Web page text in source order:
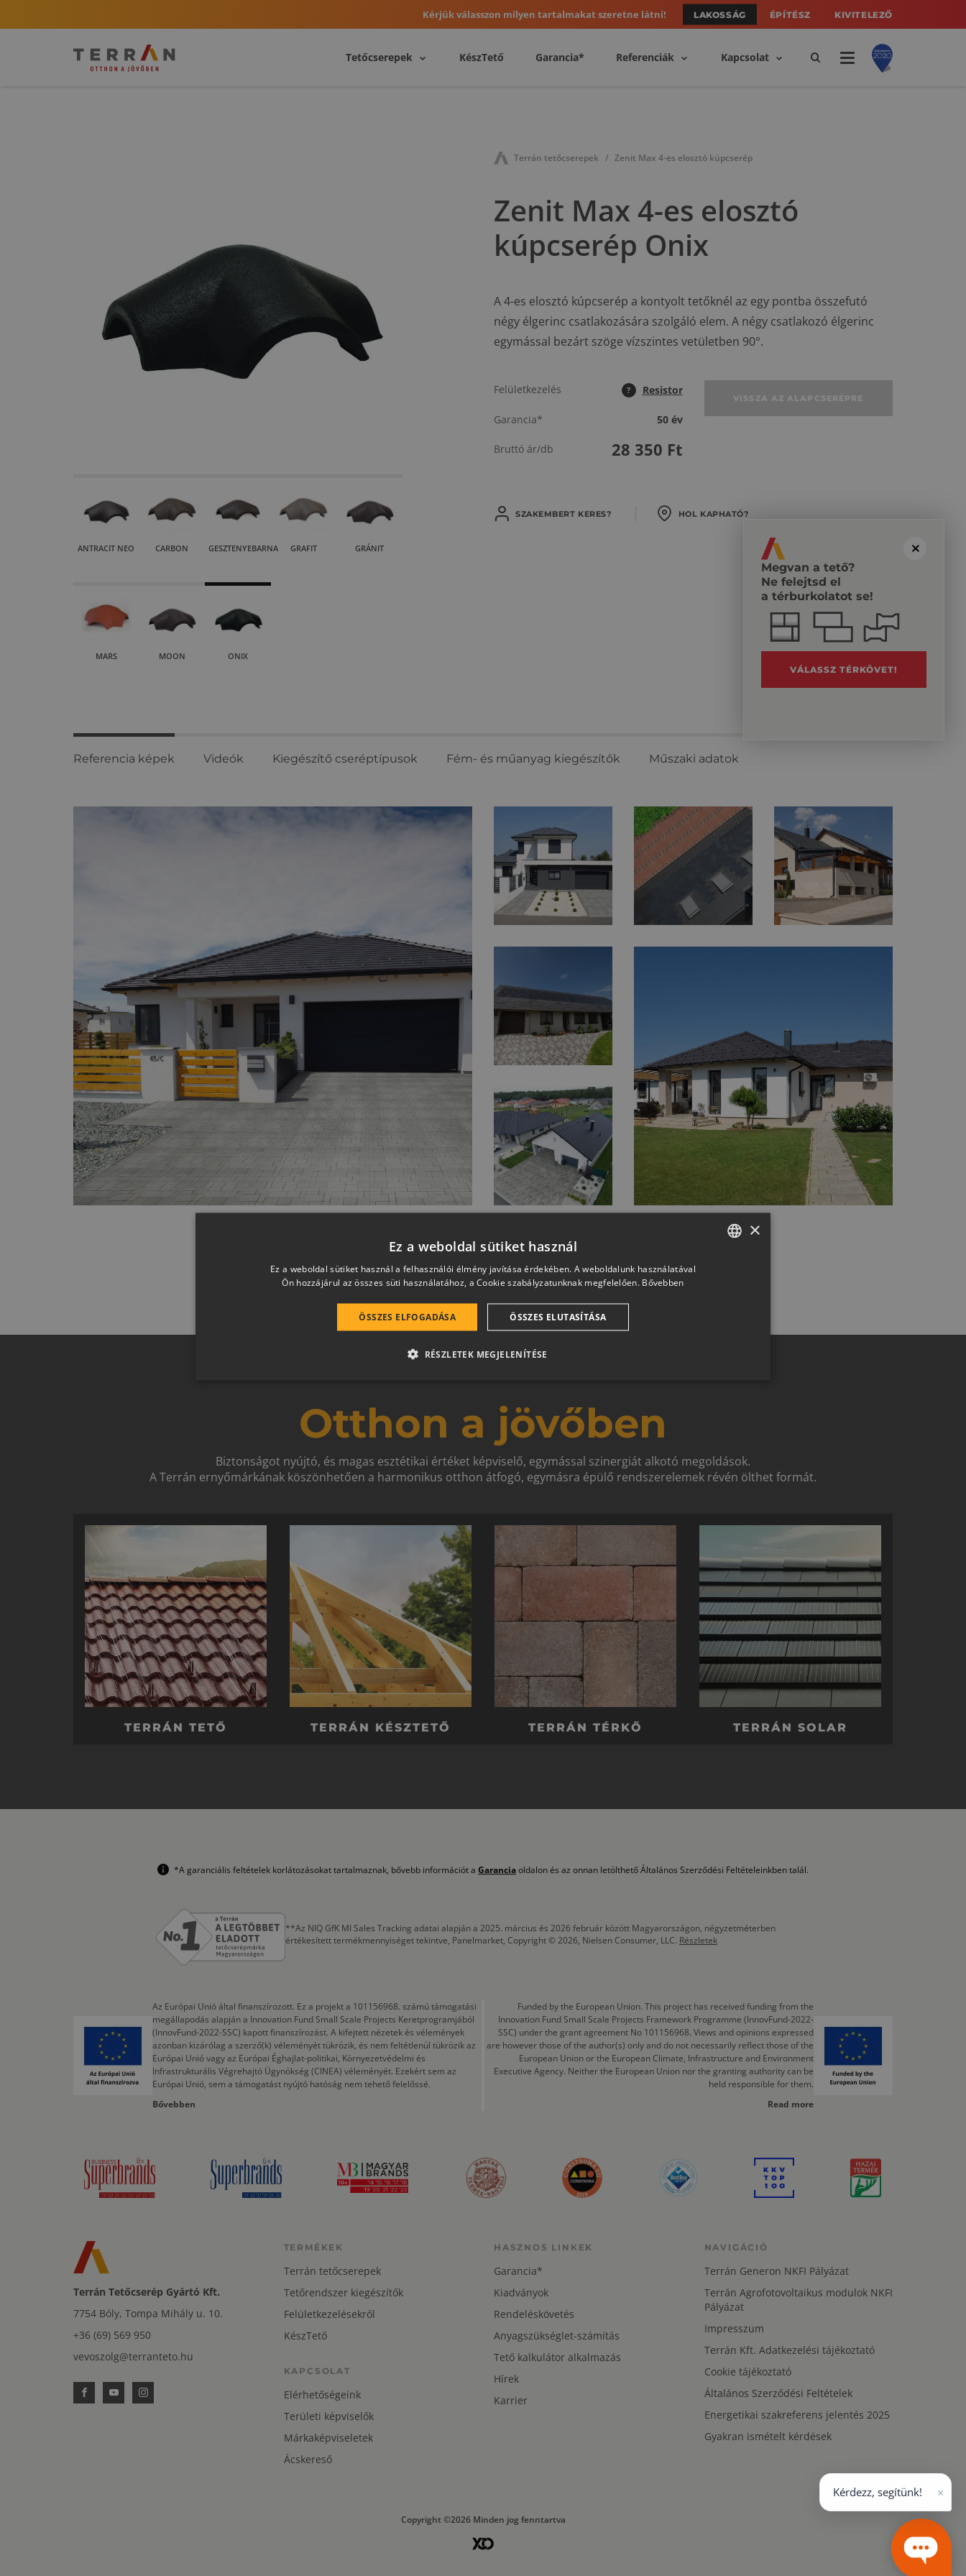
Kérjük válasszon milyen tartalmakat szeretne látni! LAKOSSÁG ÉPÍTÉSZ KIVITELEZŐ
Tetőcserepek KészTető Garancia* Referenciák Kapcsolat
Terrán tetőcserepek Zenit Max 4-es elosztó kúpcserép
Zenit Max 4-es elosztó
kúpcserép Onix
A 4-es elosztó kúpcserép a kontyolt tetőknél az egy pontba összefutó
négy élgerinc csatlakozására szolgáló elem. A négy csatlakozó élgerinc
egymással bezárt szöge vízszintes vetületben 90°.
Felületkezelés ? Resistor
Garancia* 50 év
Bruttó ár/db 28 350 Ft
VISSZA AZ ALAPCSERÉPRE
SZAKEMBERT KERES? HOL KAPHATÓ?
ANTRACIT NEO CARBON GESZTENYEBARNA GRAFIT GRÁNIT
MARS MOON ONIX
Referencia képek Videók Kiegészítő cseréptípusok Fém- és műanyag kiegészítők Műszaki adatok
képek
TOVÁBBI REFERENCIA KÉPEK
Megvan a tető?
Ne felejtsd el
a térburkolatot se!
VÁLASSZ TÉRKÖVET!
Otthon a jövőben
Biztonságot nyújtó, és magas esztétikai értéket képviselő, egymással szinergiát alkotó megoldások.
A Terrán ernyőmárkának köszönhetően a harmonikus otthon átfogó, egymásra épülő rendszerelemek révén ölthet formát.
TERRÁN TETŐ TERRÁN KÉSZTETŐ TERRÁN TÉRKŐ TERRÁN SOLAR
*A garanciális feltételek korlátozásokat tartalmaznak, bővebb információt a Garanciaoldalon és az onnan letölthető Általános Szerződési Feltételeinkben talál.
**Az NIQ GfK MI Sales Tracking adatai alapján a 2025. március és 2026 február között Magyarországon, négyzetméterben
értékesített termékmennyiséget tekintve, Panelmarket, Copyright © 2026, Nielsen Consumer, LLC. Részletek
Az Európai Unió által finanszírozott. Ez a projekt a 101156968. számú támogatási
megállapodás alapján a Innovation Fund Small Scale Projects Keretprogramjából
(InnovFund-2022-SSC) kapott finanszírozást. A kifejtett nézetek és vélemények
azonban kizárólag a szerző(k) véleményét tükrözik, és nem feltétlenül tükrözik az
Európai Unió vagy az Európai Éghajlat-politikai, Környezetvédelmi és
Infrastrukturális Végrehajtó Ügynökség (CINEA) véleményét. Ezekért sem az
Európai Unió, sem a támogatást nyújtó hatóság nem tehető felelőssé.
Bővebben
Funded by the European Union. This project has received funding from the
Innovation Fund Small Scale Projects Framework Programme (InnovFund-2022-
SSC) under the grant agreement No 101156968. Views and opinions expressed
are however those of the author(s) only and do not necessarily reflect those of the
European Union or the European Climate, Infrastructure and Environment
Executive Agency. Neither the European Union nor the granting authority can be
held responsible for them.
Read more
Terrán Tetőcserép Gyártó Kft.
7754 Bóly, Tompa Mihály u. 10.
+36 (69) 569 950
vevoszolg@terranteto.hu
TERMÉKEK
Terrán tetőcserepek
Tetőrendszer kiegészítők
Felületkezelésekről
KészTető
KAPCSOLAT
Elérhetőségeink
Területi képviselők
Márkaképviseletek
Ácskereső
HASZNOS LINKEK
Garancia*
Kiadványok
Rendeléskövetés
Anyagszükséglet-számítás
Tető kalkulátor alkalmazás
Hírek
Karrier
NAVIGÁCIÓ
Terrán Generon NKFI Pályázat
Terrán Agrofotovoltaikus modulok NKFI
Pályázat
Impresszum
Terrán Kft. Adatkezelési tájékoztató
Cookie tájékoztató
Általános Szerződési Feltételek
Energetikai szakreferens jelentés 2025
Gyakran ismételt kérdések
Copyright ©2026 Minden jog fenntartva
Kérdezz, segítünk! ×
ENGLISH
×
Ez a weboldal sütiket használ
Ez a weboldal sütiket használ a felhasználói élmény javítása érdekében. A weboldalunk használatával
Ön hozzájárul az összes süti használatához, a Cookie szabályzatunknak megfelelően. Bővebben
ÖSSZES ELFOGADÁSA ÖSSZES ELUTASÍTÁSA
RÉSZLETEK MEGJELENÍTÉSE